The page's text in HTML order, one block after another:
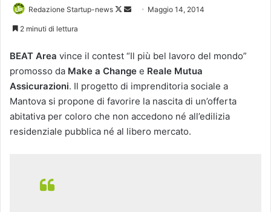
Redazione Startup-news
Follow
Invia Maggio 14, 2014
2 minuti di lettura
BEAT Area vince il contest “Il più bel lavoro del mondo”
promosso da Make a Change e Reale Mutua
Assicurazioni. Il progetto di imprenditoria sociale a
Mantova si propone di favorire la nascita di un’offerta
abitativa per coloro che non accedono né all’edilizia
residenziale pubblica né al libero mercato.